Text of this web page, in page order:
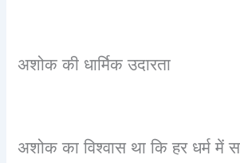
अशोक की धार्मिक उदारता
अशोक का विश्वास था कि हर धर्म में